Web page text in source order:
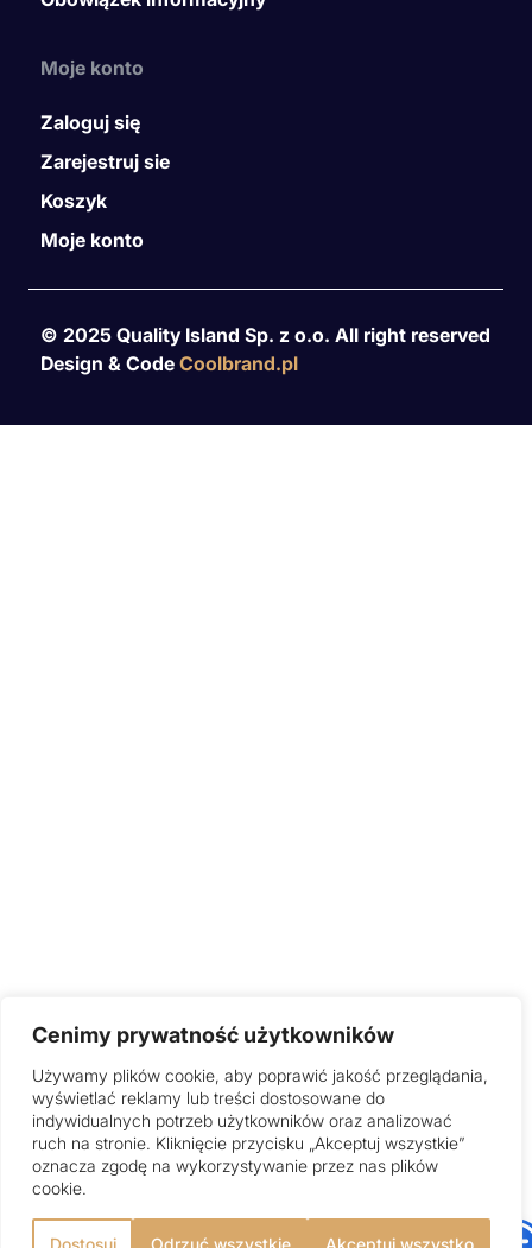
Cenimy prywatność użytkowników
Używamy plików cookie, aby poprawić jakość przeglądania,
wyświetlać reklamy lub treści dostosowane do
indywidualnych potrzeb użytkowników oraz analizować
ruch na stronie. Kliknięcie przycisku „Akceptuj wszystkie”
oznacza zgodę na wykorzystywanie przez nas plików
cookie.
Dostosuj Odrzuć wszystkie Akceptuj wszystko
Moje konto
Zaloguj się
Zarejestruj sie
Koszyk
Moje konto
© 2025 Quality Island Sp. z o.o. All right reserved
Design & Code Coolbrand.pl